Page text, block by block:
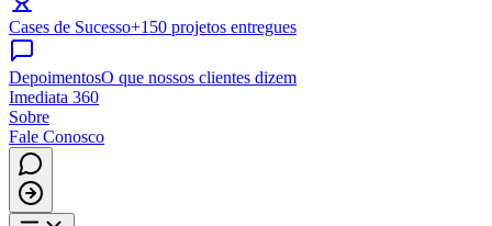
Cases de Sucesso+150 projetos entregues
DepoimentosO que nossos clientes dizem
Imediata 360
Sobre
Fale Conosco